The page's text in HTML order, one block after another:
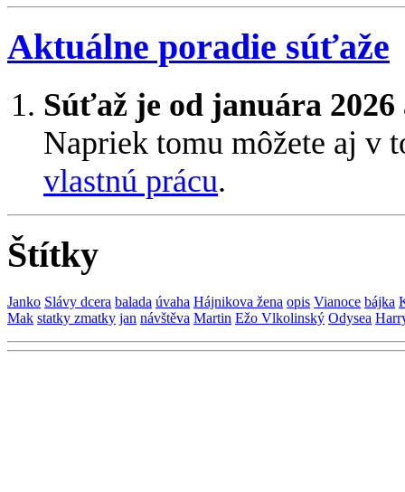
Aktuálne poradie súťaže
Súťaž je od januára
Napriek tomu môžete aj v
vlastnú prácu.
Štítky
Janko Slávy dcera balada úvaha Hájnikova žena opis Vianoce bájka
Mak statky zmatky jan návštěva Martin Ežo Vlkolinský Odysea